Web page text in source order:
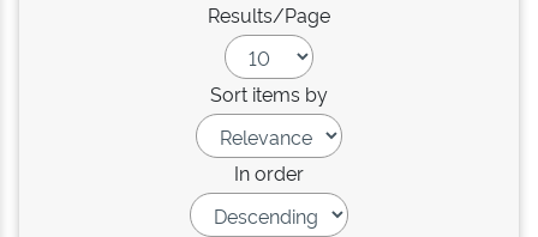
Results/Page
Sort items by
In order